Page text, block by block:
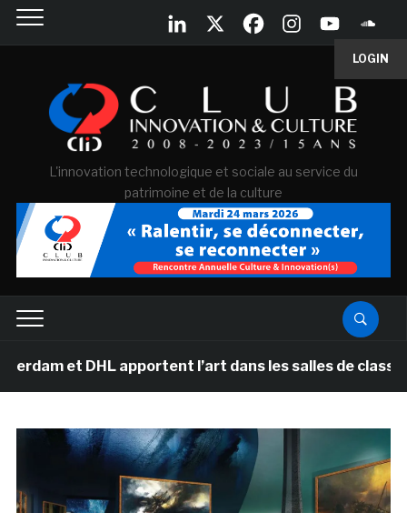
LOGIN
L'innovation technologique et sociale au service du
patrimoine et de la culture
apportent l’art dans les salles de classe des